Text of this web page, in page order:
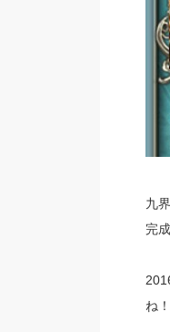
九
完
ね！